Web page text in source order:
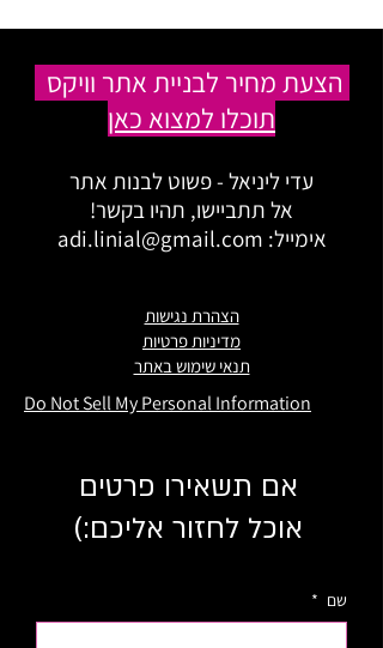
הצעת מחיר לבניית אתר וויקס
תוכלו למצוא כאן
עדי ליניאל - פשוט לבנות אתר
אל תתביישו, תהיו בקשר!
אימייל: adi.linial@gmail.com
הצהרת נגישות
מדיניות פרטיות
תנאי שימוש באתר
Do Not Sell My Personal Information
אם תשאירו פרטים
אוכל לחזור אליכם:)
שם *